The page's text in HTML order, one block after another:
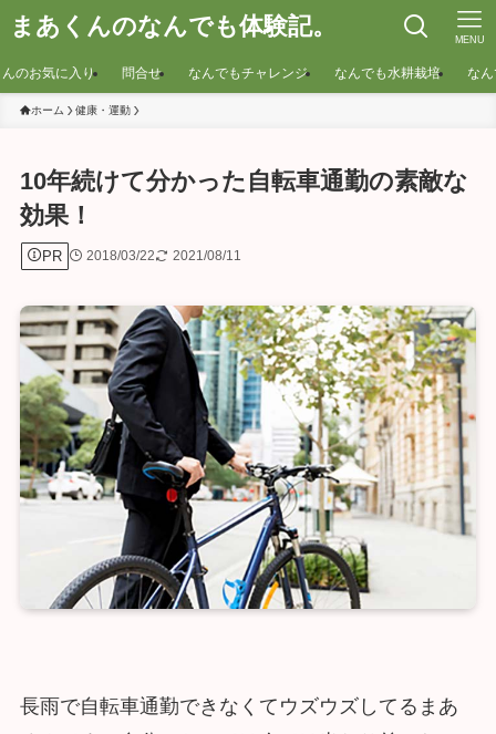
まあくんのなんでも体験記。 MENU
のお気に入り 問合せ なんでもチャレンジ なんでも水耕栽培 な
ホーム 健康・運動
10年続けて分かった自転車通勤の素敵な
効果！
PR 2018/03/22 2021/08/11
長雨で自転車通勤できなくてウズウズしてるまあ